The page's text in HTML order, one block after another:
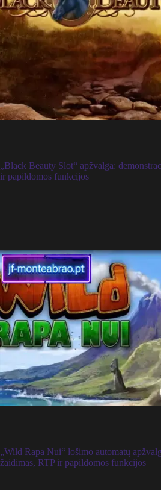
„Black Beauty Slot“ apžvalga:
ir papildomos funkcijos
„Wild Rapa Nui“ lošimo automatų
žaidimas, RTP ir papildomos funkcijos